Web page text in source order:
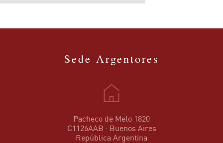
Sede Argentores
Pacheco de Melo 1820
C1126AAB · Buenos Aires
República Argentina